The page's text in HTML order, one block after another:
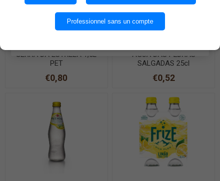
SERRA DA ESTRELA 1,5L
PET
€0,80
AGUA DAS PEDRAS
SALGADAS 25cl
€0,52
OK
Professionnel sans un compte